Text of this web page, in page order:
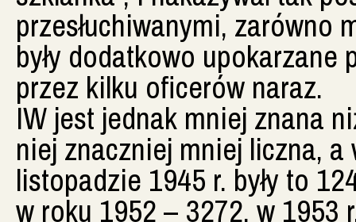
przesłuchiwanymi, zarówno
były dodatkowo
przez kilku oficerów naraz.
IW jest jednak mniej znana
niej znaczniej mniej liczna,
listopadzie 1945 r. były to
w roku 1952 – 3272, w